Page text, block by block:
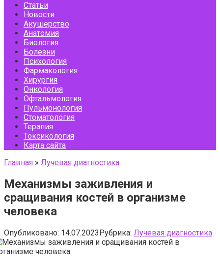
Статьи
Новости
Акушерство
Анатомия
Биология
Болезни
Психология
Фармакология
Хирургия
Онкология
Офтальмология
Пульмонология
Стоматология
Терапия
Токсикология
Карта сайта
Главная » Лучевая диагностика
Механизмы заживления и
сращивания костей в организме
человека
Опубликовано: 14.07.2023Рубрика: Лучевая диагностика